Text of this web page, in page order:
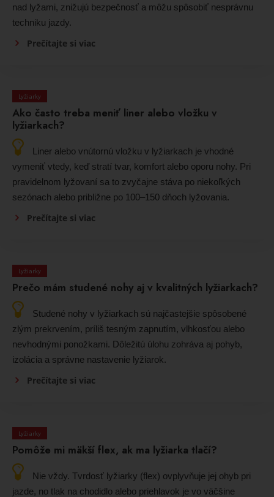
nad lyžami, znižujú bezpečnosť a môžu spôsobiť nesprávnu
techniku jazdy.
Prečítajte si viac
Lyžiarky
Ako často treba meniť liner alebo vložku v
lyžiarkach?
Liner alebo vnútornú vložku v lyžiarkach je vhodné
vymeniť vtedy, keď stratí tvar, komfort alebo oporu nohy. Pri
pravidelnom lyžovaní sa to zvyčajne stáva po niekoľkých
sezónach alebo približne po 100–150 dňoch lyžovania.
Prečítajte si viac
Lyžiarky
Prečo mám studené nohy aj v kvalitných lyžiarkach?
Studené nohy v lyžiarkach sú najčastejšie spôsobené
zlým prekrvením, príliš tesným zapnutím, vlhkosťou alebo
nevhodnými ponožkami. Dôležitú úlohu zohráva aj pohyb,
izolácia a správne nastavenie lyžiarok.
Prečítajte si viac
Lyžiarky
Pomôže mi mäkší flex, ak ma lyžiarka tlačí?
Nie vždy. Tvrdosť lyžiarky (flex) ovplyvňuje jej ohyb pri
jazde, no tlak na chodidlo alebo priehlavok je vo väčšine